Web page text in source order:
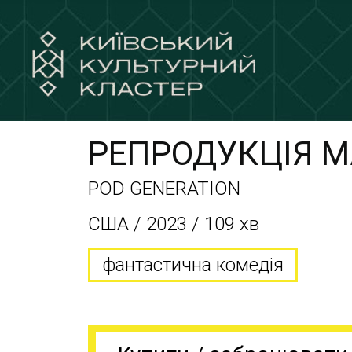
РЕПРОДУКЦІЯ
POD GENERATION
CША / 2023 / 109 хв
фантастична комедія